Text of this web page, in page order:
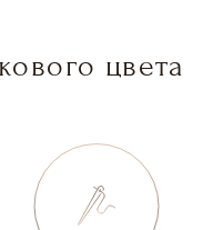
цвета